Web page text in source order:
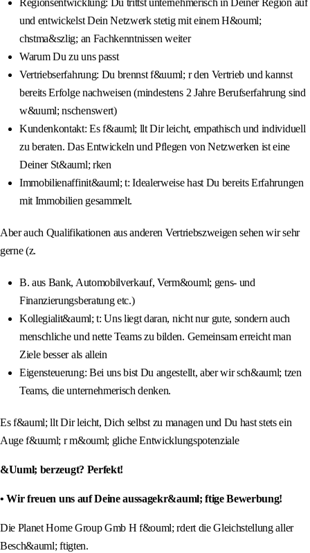
Regionsentwicklung: Du trittst unternehmerisch in Deiner Region auf
und entwickelst Dein Netzwerk stetig mit einem H&ouml;
chstma&szlig; an Fachkenntnissen weiter
Warum Du zu uns passt
Vertriebserfahrung: Du brennst f&uuml; r den Vertrieb und kannst
bereits Erfolge nachweisen (mindestens 2 Jahre Berufserfahrung sind
w&uuml; nschenswert)
Kundenkontakt: Es f&auml; llt Dir leicht, empathisch und individuell
zu beraten. Das Entwickeln und Pflegen von Netzwerken ist eine
Deiner St&auml; rken
Immobilienaffinit&auml; t: Idealerweise hast Du bereits Erfahrungen
mit Immobilien gesammelt.
Aber auch Qualifikationen aus anderen Vertriebszweigen sehen wir sehr
gerne (z.
B. aus Bank, Automobilverkauf, Verm&ouml; gens- und
Finanzierungsberatung etc.)
Kollegialit&auml; t: Uns liegt daran, nicht nur gute, sondern auch
menschliche und nette Teams zu bilden. Gemeinsam erreicht man
Ziele besser als allein
Eigensteuerung: Bei uns bist Du angestellt, aber wir sch&auml; tzen
Teams, die unternehmerisch denken.
Es f&auml; llt Dir leicht, Dich selbst zu managen und Du hast stets ein
Auge f&uuml; r m&ouml; gliche Entwicklungspotenziale
&Uuml; berzeugt? Perfekt!
• Wir freuen uns auf Deine aussagekr&auml; ftige Bewerbung!
Die Planet Home Group Gmb H f&ouml; rdert die Gleichstellung aller
Besch&auml; ftigten.